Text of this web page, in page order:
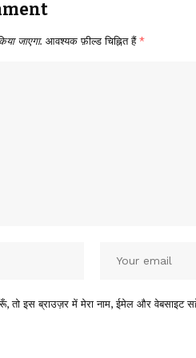
जाएगा. आवश्यक फ़ील्ड चिह्नित हैं *
तो इस ब्राउज़र में मेरा नाम, ईमेल और वेबसाइट